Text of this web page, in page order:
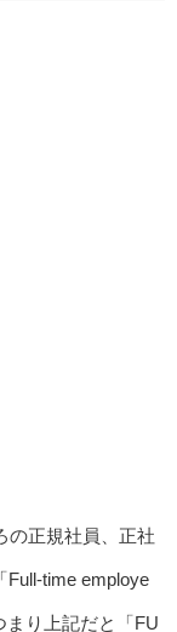
の正規社員、正社
Full-time employe
まり上記だと「FU